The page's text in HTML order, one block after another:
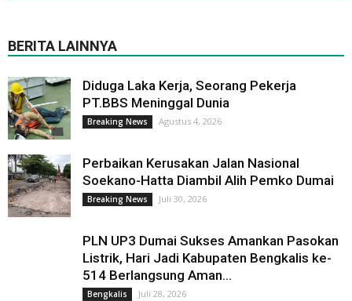
BERITA LAINNYA
Diduga Laka Kerja, Seorang Pekerja
PT.BBS Meninggal Dunia
Breaking News Agustus 4, 2026
Perbaikan Kerusakan Jalan Nasional
Soekano-Hatta Diambil Alih Pemko Dumai
Breaking News Juli 30, 2026
PLN UP3 Dumai Sukses Amankan Pasokan
Listrik, Hari Jadi Kabupaten Bengkalis ke-
514 Berlangsung Aman...
Bengkalis Juli 28, 2026